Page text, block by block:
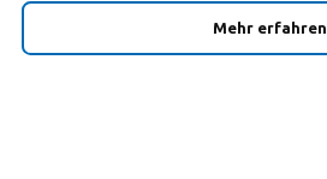
Mehr erfahren